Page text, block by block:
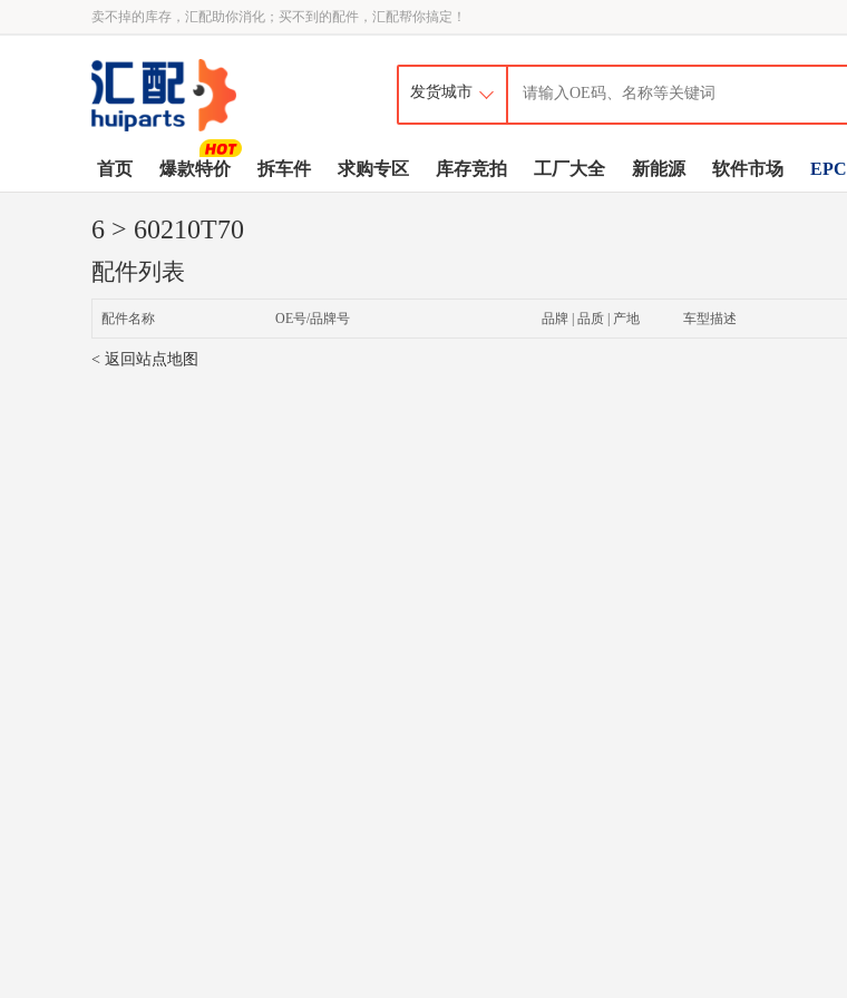
卖不掉的库存，汇配助你消化；买不到的配件，汇配帮你搞定！
首页 爆款特价 拆车件 求购专区 库存竞拍 工厂大全 新能源 软件市场 EPC
6 > 60210T70
配件列表
配件名称 OE号/品牌号 品牌 | 品质 | 产地 车型描述
< 返回站点地图